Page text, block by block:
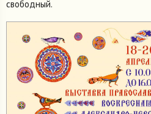
свободный.